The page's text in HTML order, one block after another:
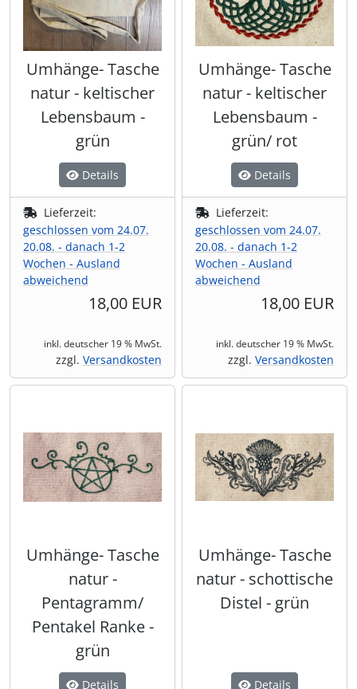
Umhänge- Tasche
natur - keltischer
Lebensbaum -
grün
Details
Lieferzeit:
geschlossen vom 24.07.
20.08. - danach 1-2
Wochen - Ausland
abweichend
18,00 EUR
inkl. deutscher 19 % MwSt.
zzgl. Versandkosten
Umhänge- Tasche
natur - keltischer
Lebensbaum -
grün/ rot
Details
Lieferzeit:
geschlossen vom 24.07.
20.08. - danach 1-2
Wochen - Ausland
abweichend
18,00 EUR
inkl. deutscher 19 % MwSt.
zzgl. Versandkosten
Umhänge- Tasche
natur -
Pentagramm/
Pentakel Ranke -
grün
Details
Umhänge- Tasche
natur - schottische
Distel - grün
Details